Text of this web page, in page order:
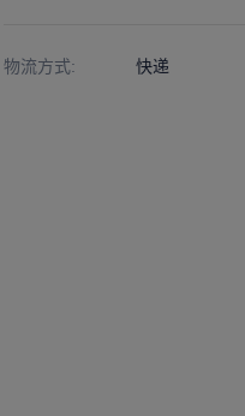
物流方式: 快递